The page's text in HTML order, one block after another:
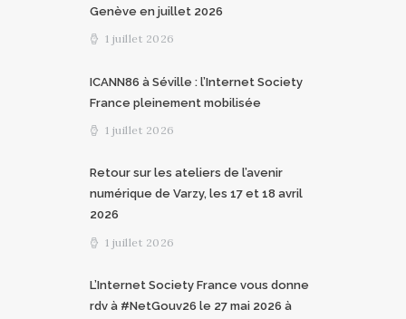
Genève en juillet 2026
1 juillet 2026
ICANN86 à Séville : l’Internet Society
France pleinement mobilisée
1 juillet 2026
Retour sur les ateliers de l’avenir
numérique de Varzy, les 17 et 18 avril
2026
1 juillet 2026
L’Internet Society France vous donne
rdv à #NetGouv26 le 27 mai 2026 à